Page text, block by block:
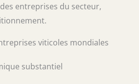
entreprises du secteur,
viticoles mondiales
substantiel